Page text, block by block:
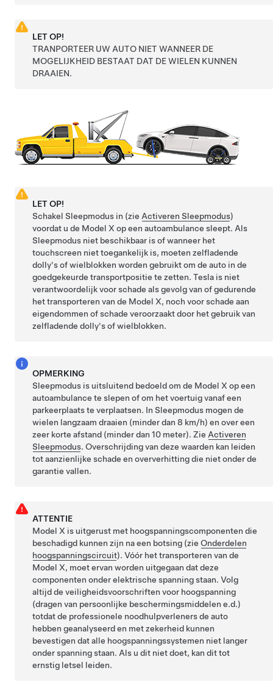
LET OP!
TRANPORTEER UW AUTO NIET WANNEER DE
MOGELIJKHEID BESTAAT DAT DE WIELEN KUNNEN
DRAAIEN.
LET OP!
SchakelSleepmodus in (zie Activeren Sleepmodus)
voordat u de Model X op een autoambulance sleept. Als
Sleepmodus niet beschikbaar is of wanneer het
touchscreen niet toegankelijk is, moeten zelfladende
dolly's of wielblokken worden gebruikt om de auto in de
goedgekeurde transportpositie te zetten. Tesla is niet
verantwoordelijk voor schade als gevolg van of gedurende
het transporteren van de Model X, noch voor schade aan
eigendommen of schade veroorzaakt door het gebruik van
zelfladende dolly's of wielblokken.
OPMERKING
Sleepmodus is uitsluitend bedoeld om de Model X op een
autoambulance te slepen of om het voertuig vanaf een
parkeerplaats te verplaatsen. InSleepmodus mogen de
wielen langzaam draaien (minder dan8 km/h) en over een
zeer korte afstand (minder dan10 meter). Zie Activeren
Sleepmodus. Overschrijding van deze waarden kan leiden
tot aanzienlijke schade en oververhitting die niet onder de
garantie vallen.
ATTENTIE
Model X is uitgerust met hoogspanningscomponenten die
beschadigd kunnen zijn na een botsing (zieOnderdelen
hoogspanningscircuit). Vóór het transporteren van de
Model X, moet ervan worden uitgegaan dat deze
componenten onder elektrische spanning staan. Volg
altijd de veiligheidsvoorschriften voor hoogspanning
(dragen van persoonlijke beschermingsmiddelen e.d.)
totdat de professionele noodhulpverleners de auto
hebben geanalyseerd en met zekerheid kunnen
bevestigen dat alle hoogspanningssystemen niet langer
onder spanning staan. Als u dit niet doet, kan dit tot
ernstig letsel leiden.